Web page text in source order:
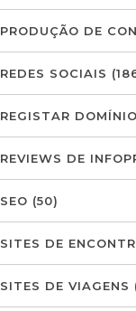
PRODUÇÃO DE
REDES SOCIAIS
REGISTAR DOMÍNIO
REVIEWS DE
SEO (50)
SITES DE
SITES DE VIAGENS